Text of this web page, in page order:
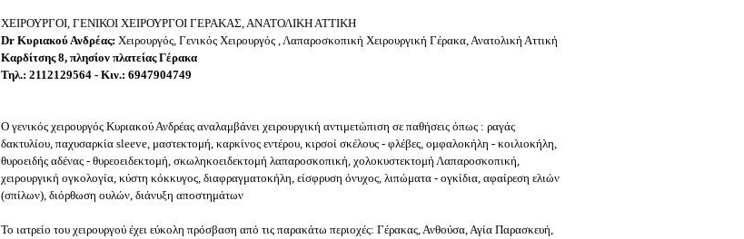
ΧΕΙΡΟΥΡΓΟΙ, ΓΕΝΙΚΟΙ ΧΕΙΡΟΥΡΓΟΙ ΓΕΡΑΚΑΣ, ΑΝΑΤΟΛΙΚΗ ΑΤΤΙΚΗ
Dr Κυριακού Ανδρέας: Χειρουργός, Γενικός Χειρουργός ,Λαπαροσκοπική Χειρουργική Γέρακα, Ανατολική Αττική
Καρδίτσης 8, πλησίον πλατείας Γέρακα
Τηλ.: 2112129564 - Κιν.: 6947904749
Ο γενικός χειρουργός Κυριακού Ανδρέας αναλαμβάνει χειρουργική αντιμετώπιση σε παθήσεις όπως : ραγάς
δακτυλίου, παχυσαρκία sleeve, μαστεκτομή, καρκίνος εντέρου, κιρσοί σκέλους - φλέβες, ομφαλοκήλη - κοιλιοκήλη,
θυροειδής αδένας - θυρεοειδεκτομή, σκωληκοειδεκτομή λαπαροσκοπική, χολοκυστεκτομή Λαπαροσκοπική,
χειρουργική ογκολογία, κύστη κόκκυγος, διαφραγματοκήλη, είσφρυση όνυχος, λιπώματα - ογκίδια, αφαίρεση ελιών
(σπίλων), διόρθωση ουλών, διάνυξη αποστημάτων
Το ιατρείο του χειρουργού έχει εύκολη πρόσβαση από τις παρακάτω περιοχές: Γέρακας, Ανθούσα, Αγία Παρασκευή,